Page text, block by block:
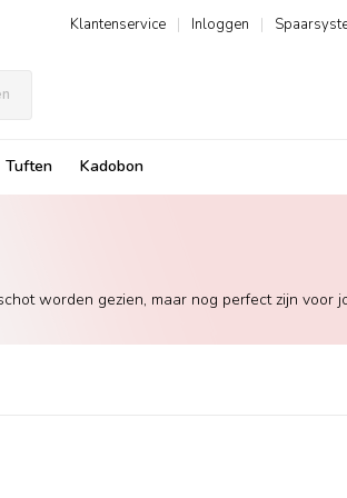
|
Inloggen
|
Klantenservice
Tuften Kadobon
worden gezien, maar nog perfect zijn voor